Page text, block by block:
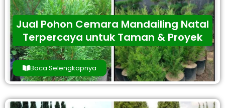
Jual Pohon Cemara Mandailing Natal
Terpercaya untuk Taman & Proyek
Baca Selengkapnya